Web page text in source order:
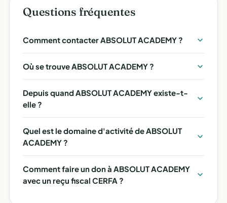
Questions fréquentes
Comment contacter ABSOLUT ACADEMY ?
Où se trouve ABSOLUT ACADEMY ?
Depuis quand ABSOLUT ACADEMY existe-t-
elle ?
Quel est le domaine d'activité de ABSOLUT
ACADEMY ?
Comment faire un don à ABSOLUT ACADEMY
avec un reçu fiscal CERFA ?